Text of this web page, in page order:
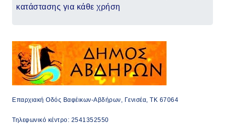
κατάστασης για κάθε χρήση
Επαρχιακή Οδός Βαφέικων-Αβδήρων, Γενισέα, ΤΚ 67064
Τηλεφωνικό κέντρο: 2541352550